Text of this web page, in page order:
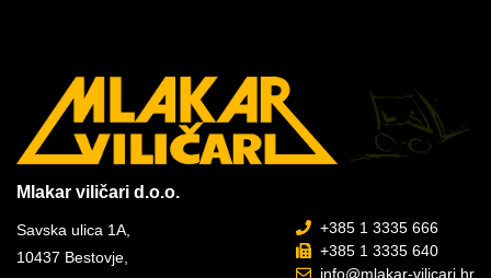
Mlakar viličari d.o.o.
Savska ulica 1A,
10437 Bestovje,
+385 1 3335 666
+385 1 3335 640
info@mlakar-vilicari.hr